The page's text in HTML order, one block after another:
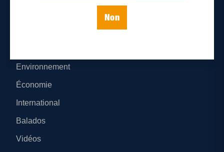
Non
Environnement
Économie
International
Balados
Vidéos